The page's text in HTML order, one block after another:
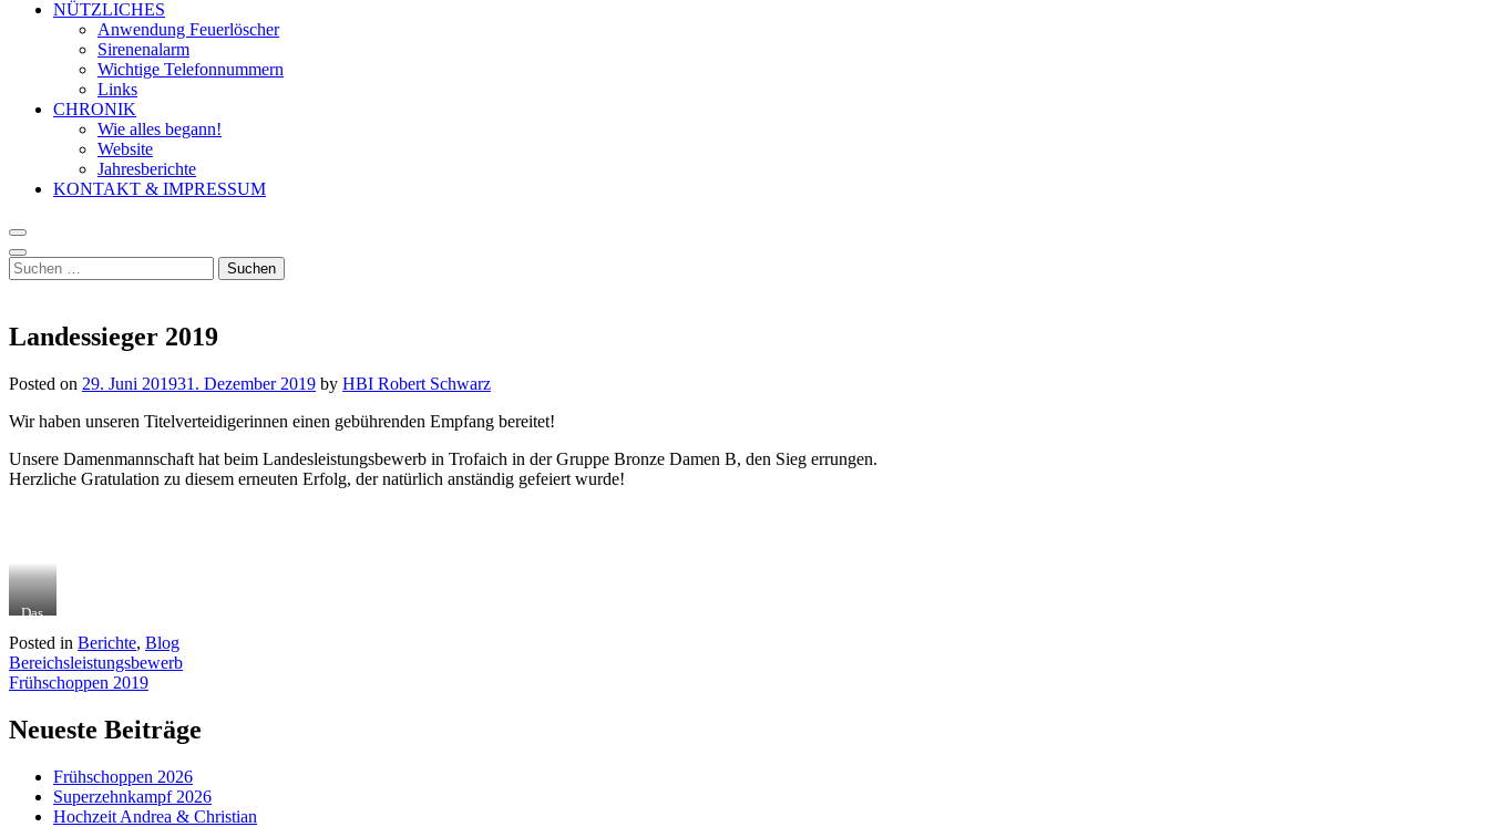
NÜTZLICHES
Anwendung Feuerlöscher
Sirenenalarm
Wichtige Telefonnummern
Links
CHRONIK
Wie alles begann!
Website
Jahresberichte
KONTAKT & IMPRESSUM
Suchen
nach:
Landessieger 2019
Posted on 29. Juni 201931. Dezember 2019 by HBI Robert Schwarz
Wir haben unseren Titelverteidigerinnen einen gebührenden Empfang bereitet!
Unsere Damenmannschaft hat beim Landesleistungsbewerb in Trofaich in der Gruppe Bronze Damen B, den Sieg errungen.
Herzliche Gratulation zu diesem erneuten Erfolg, der natürlich anständig gefeiert wurde!
Das
Liebe
sein
:*
Posted in Berichte, Blog
Beitragsnavigation
Bereichsleistungsbewerb
Frühschoppen 2019
Neueste Beiträge
Frühschoppen 2026
Superzehnkampf 2026
Hochzeit Andrea & Christian